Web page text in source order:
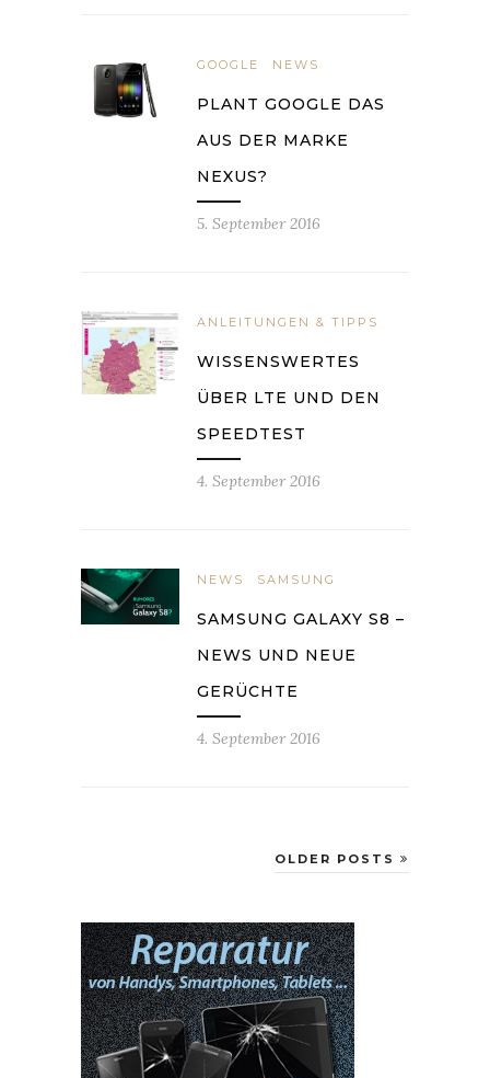
GOOGLE NEWS
PLANT GOOGLE DAS
AUS DER MARKE
NEXUS?
5. September 2016
ANLEITUNGEN & TIPPS
WISSENSWERTES
ÜBER LTE UND DEN
SPEEDTEST
4. September 2016
NEWS SAMSUNG
SAMSUNG GALAXY S8 –
NEWS UND NEUE
GERÜCHTE
4. September 2016
OLDER POSTS